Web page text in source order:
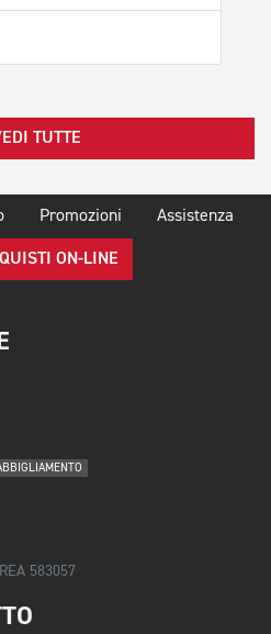
TUTTE
Promozioni Assistenza
ON-LINE
583057